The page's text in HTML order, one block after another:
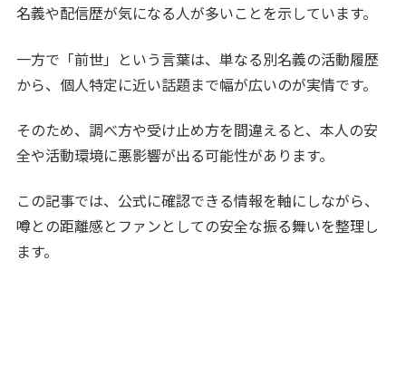
名義や配信歴が気になる人が多いことを示しています。
一方で「前世」という言葉は、単なる別名義の活動履歴
から、個人特定に近い話題まで幅が広いのが実情です。
そのため、調べ方や受け止め方を間違えると、本人の安
全や活動環境に悪影響が出る可能性があります。
この記事では、公式に確認できる情報を軸にしながら、
噂との距離感とファンとしての安全な振る舞いを整理し
ます。